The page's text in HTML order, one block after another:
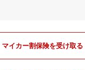
マイカー割保険を受け取る